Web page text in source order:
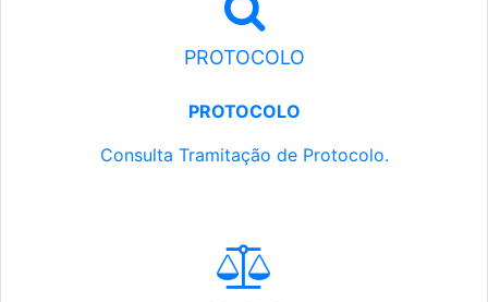
PROTOCOLO
PROTOCOLO
Consulta Tramitação de Protocolo.